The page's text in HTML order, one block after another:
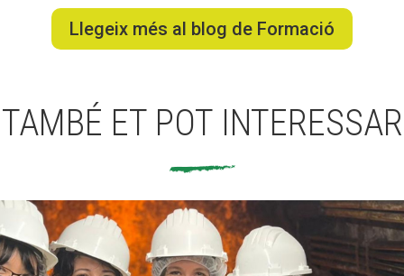
Llegeix més al blog de Formació
TAMBÉ ET POT INTERESSAR
ACTUALITAT
Butlletins
Xarxes socials
COL·LABORA